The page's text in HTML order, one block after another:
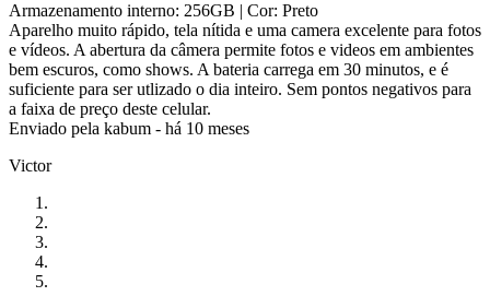
Armazenamento interno: 256GB | Cor: Preto
Aparelho muito rápido, tela nítida e uma camera excelente para fotos
e vídeos. A abertura da câmera permite fotos e videos em ambientes
bem escuros, como shows. A bateria carrega em 30 minutos, e é
suficiente para ser utlizado o dia inteiro. Sem pontos negativos para
a faixa de preço deste celular.
Enviado pela kabum - há 10 meses
Victor